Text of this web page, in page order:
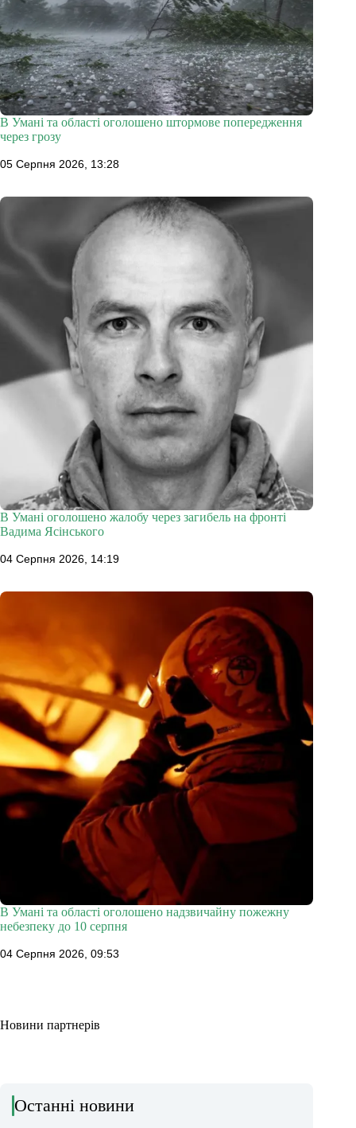
В Умані та області оголошено штормове попередження
через грозу
05 Серпня 2026, 13:28
В Умані оголошено жалобу через загибель на фронті
Вадима Ясінського
04 Серпня 2026, 14:19
В Умані та області оголошено надзвичайну пожежну
небезпеку до 10 серпня
04 Серпня 2026, 09:53
Новини партнерів
Останні новини